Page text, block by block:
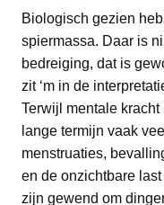
Biologisch gezien
spiermassa. Daar is
bedreiging, dat is
zit ‘m in de
Terwijl mentale
lange termijn vaak
menstruaties,
en de onzichtbare
zijn gewend om